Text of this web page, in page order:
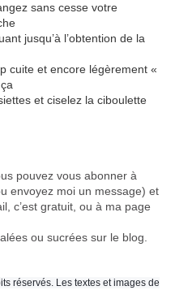
sans cesse votre
jusqu’à l’obtention de la
cuite et encore légèrement «
et ciselez la ciboulette
pouvez vous abonner à
envoyez moi un message) et
c’est gratuit , ou à ma page
ou sucrées sur le blog.
réservés. Les textes et images de